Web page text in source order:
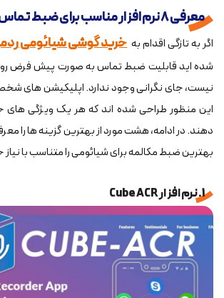
معرفی 8 نرم افزار مناسب برای ضبط تماس در شیائومی
اگر به تازگی اقدام به خرید گوشی شیائومی
شده اید قابلیت ضبط تماس به صورت پیش فرض
نیست، جای نگرانی وجود ندارد. اپلیکیشن های
این منظور طراحی شده اند که هر یک ویژگی های
دهند. در ادامه، هشت مورد از بهترین گزینه ها را
بهترین ضبط مکالمه برای شیائومی را متناسب با نیاز
1. نرم افزار Cube ACR